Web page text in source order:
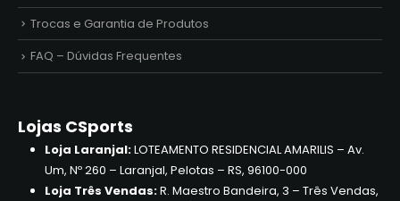
Trocas e Garantia de Produtos
FAQ – Dúvidas Frequentes
Lojas CSports
Loja Laranjal:LOTEAMENTO RESIDENCIAL AMARILIS – Av.
Um, Nº 260 – Laranjal, Pelotas – RS, 96100-000
Loja Três Vendas:R. Maestro Bandeira, 3 – Três Vendas,